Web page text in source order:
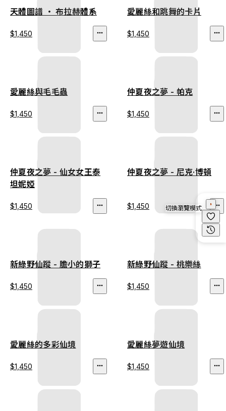
天體圖譜 ‧ 布拉赫體系
$1,450
愛麗絲和跳舞的卡片
$1,450
愛麗絲與毛毛蟲
$1,450
仲夏夜之夢 - 帕克
$1,450
仲夏夜之夢 - 仙女女王泰
坦妮婭
$1,450
仲夏夜之夢 - 尼克·博頓
$1,450
新綠野仙蹤 - 膽小的獅子
$1,450
新綠野仙蹤 - 桃樂絲
$1,450
愛麗絲的多彩仙境
$1,450
愛麗絲夢遊仙境
$1,450
切換瀏覽模式